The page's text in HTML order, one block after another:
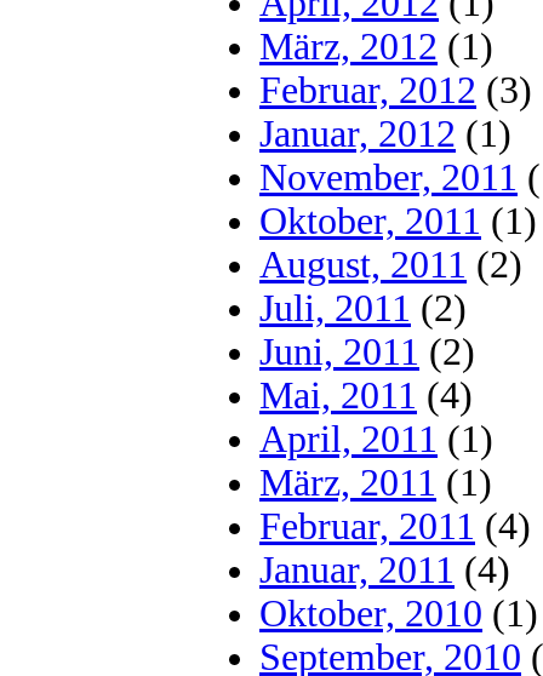
März, 2012 (1)
Februar, 2012 (3)
Januar, 2012 (1)
November, 2011
Oktober, 2011 (1)
August, 2011 (2)
Juli, 2011 (2)
Juni, 2011 (2)
Mai, 2011 (4)
April, 2011 (1)
März, 2011 (1)
Februar, 2011 (4)
Januar, 2011 (4)
Oktober, 2010 (1)
September, 2010